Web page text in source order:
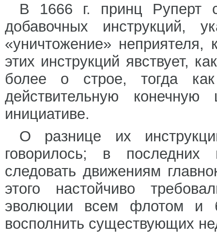
В 1666 г. принц Руперт
добавочных инструкций,
«уничтожение»
этих инструкций явствует,
более о строе, тогда
действительную
инициативе.
О разнице их
говорилось; в последних
следовать движениям
этого настойчиво
эволюции всем флотом и
восполнить существующих